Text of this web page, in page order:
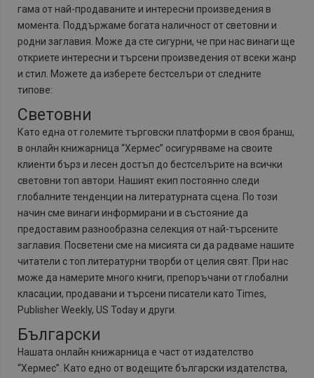
гама от най-продаваните и интересни произведения в
момента. Поддържаме богата наличност от световни и
родни заглавия. Може да сте сигурни, че при нас винаги ще
откриете интересни и търсени произведения от всеки жанр
и стил. Можете да изберете бестселъри от следните
типове:
Световни
Като една от големите търговски платформи в своя бранш,
в онлайн книжарница “Хермес” осигуряваме на своите
клиенти бърз и лесен достъп до бестселърите на всички
световни топ автори. Нашият екип постоянно следи
глобалните тенденции на литературната сцена. По този
начин сме винаги информирани и в състояние да
предоставим разнообразна селекция от най-търсените
заглавия. Посветени сме на мисията си да радваме нашите
читатели с топ литературни творби от целия свят. При нас
може да намерите много книги, препоръчани от глобални
класации, продавани и търсени писатели като Times,
Publisher Weekly, US Today и други.
Български
Нашата онлайн книжарница е част от издателство
“Хермес”. Като едно от водещите български издателства,